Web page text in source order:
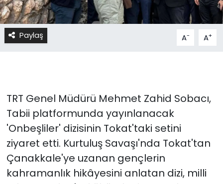
Paylaş A- A+
TRT Genel Müdürü Mehmet Zahid Sobacı,
Tabii platformunda yayınlanacak
'Onbeşliler' dizisinin Tokat'taki setini
ziyaret etti. Kurtuluş Savaşı'nda Tokat'tan
Çanakkale'ye uzanan gençlerin
kahramanlık hikâyesini anlatan dizi, milli